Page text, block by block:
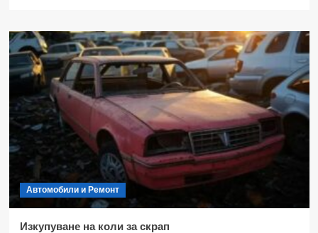
Автомобили и Ремонт
Изкупуване на коли за скрап